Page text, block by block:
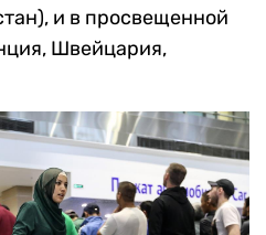
и в просвещенной
Швейцария,